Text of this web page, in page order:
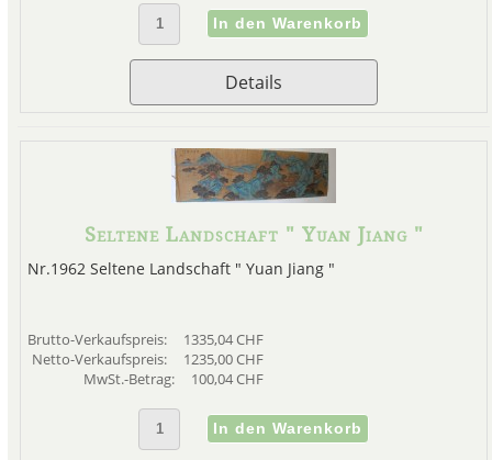
Details
Seltene Landschaft " Yuan Jiang "
Nr.1962 Seltene Landschaft " Yuan Jiang "
Brutto-Verkaufspreis:
1335,04 CHF
Netto-Verkaufspreis:
1235,00 CHF
MwSt.-Betrag:
100,04 CHF